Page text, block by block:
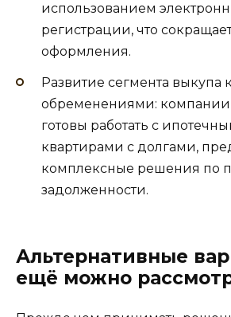
использованием
регистрации, что
оформления.
Развитие сегмента выкупа
обременениями: компании
готовы работать с
квартирами с долгами,
комплексные решения по
задолженности.
Альтернативные
ещё можно